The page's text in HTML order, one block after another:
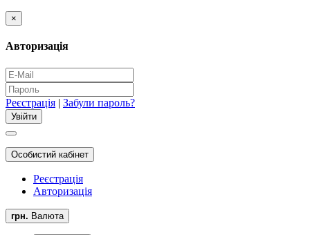
×
Авторизація
Реєстрація | Забули пароль?
Особистий кабінет
Реєстрація
Авторизація
грн. Валюта